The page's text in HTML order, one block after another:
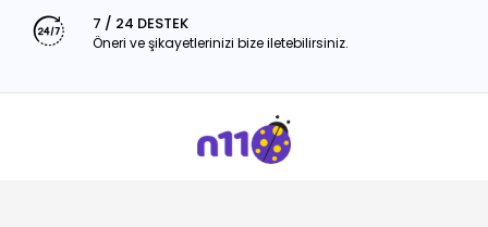
7 / 24 DESTEK
Öneri ve şikayetlerinizi bize iletebilirsiniz.